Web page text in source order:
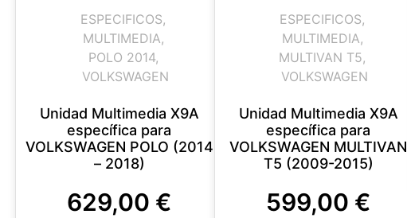
ESPECIFICOS,
MULTIMEDIA,
POLO 2014,
VOLKSWAGEN
Unidad Multimedia X9A
específica para
VOLKSWAGEN POLO (2014
– 2018)
629,00 €
ESPECIFICOS,
MULTIMEDIA,
MULTIVAN T5,
VOLKSWAGEN
Unidad Multimedia X9A
específica para
VOLKSWAGEN MULTIVAN
T5 (2009-2015)
599,00 €